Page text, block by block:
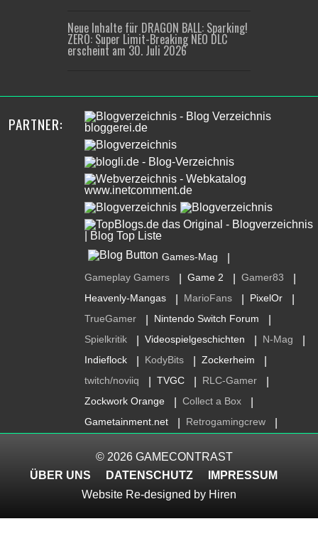
Neue Inhalte für DRAGON BALL: Sparking!
ZERO: Super Limit-Breaking NEO DLC
erscheint am 30. Juli 2026
PARTNER:
Games-Mag
Gameplay Gamers Game 2 Gamer83
Heavenly-Mangas MarioFans PixelOr
TrueGamer Nintendo Switch Forum
Spielkritik Videospielgeschichten N-Mag
Indieflock KodyBits Zockerheim
twitch/noviiq TVGC RLC-Gamer
Zockwork Orange Collect a Box
Gametainment.net Retrogamingcrew
© 2026 GAMECONTRAST
ÜBER UNS
DATENSCHUTZ
IMPRESSUM
Website Re-designed by Hiren